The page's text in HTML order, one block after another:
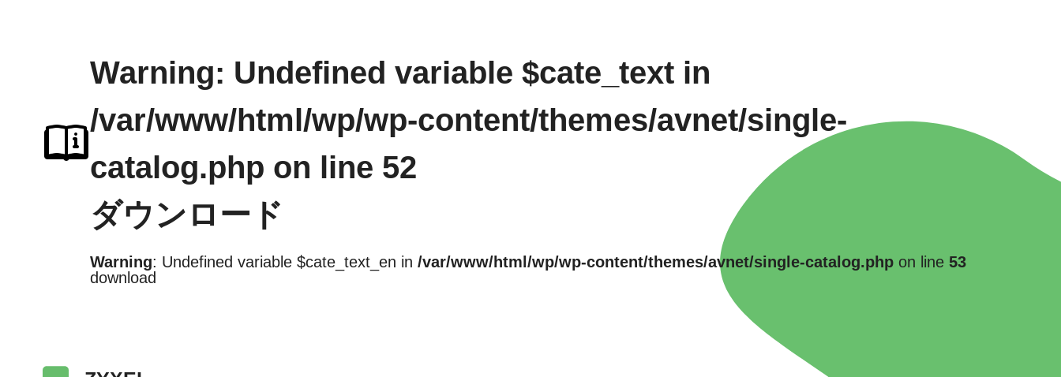
Warning: Undefined variable $cate_text in
/var/www/html/wp/wp-content/themes/avnet/single-
catalog.php on line 52
ダウンロード
Warning: Undefined variable $cate_text_en in /var/www/html/wp/wp-content/themes/avnet/single-catalog.phpon line 53
download